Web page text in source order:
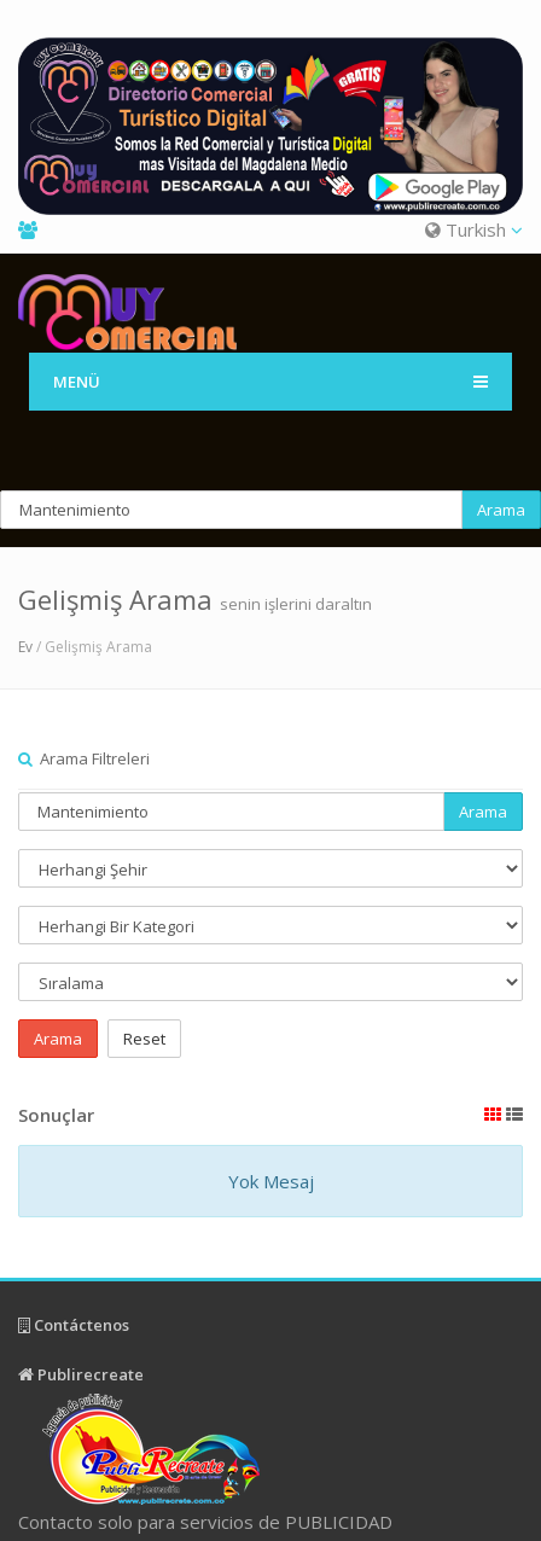
Turkish
MENÜ
Arama
Gelişmiş Arama senin işlerini daraltın
Ev/ Gelişmiş Arama
Arama Filtreleri
Arama
Arama Reset
Sonuçlar
Yok Mesaj
Contáctenos
Publirecreate
Contacto solo para servicios de PUBLICIDAD